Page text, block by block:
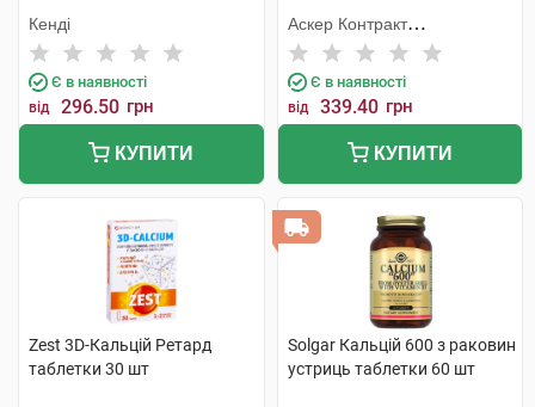
Кенді
Є в наявності
від 296.50 грн
КУПИТИ
Аскер Контракт
Мануфекчерінг АС
Є в наявності
від 339.40 грн
КУПИТИ
Zest 3D-Кальцій Ретард
таблетки 30 шт
Solgar Кальцій 600 з раковин
устриць таблетки 60 шт